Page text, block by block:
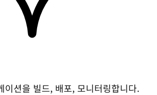
이션을 빌드, 배포, 모니터링합니다.